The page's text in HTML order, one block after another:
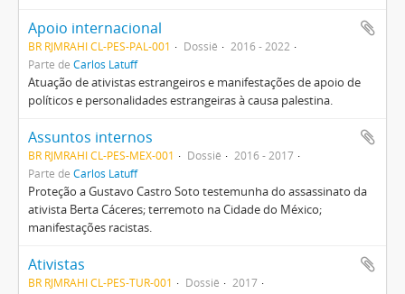
Apoio internacional
BR RJMRAHI CL-PES-PAL-001 Dossiê
2016 - 2022
Parte de Carlos Latuff
Atuação de ativistas estrangeiros e manifestações de apoio de
políticos e personalidades estrangeiras à causa palestina.
Assuntos internos
BR RJMRAHI CL-PES-MEX-001 Dossiê
2016 - 2017
Parte de Carlos Latuff
Proteção a Gustavo Castro Soto testemunha do assassinato da
ativista Berta Cáceres; terremoto na Cidade do México;
manifestações racistas.
Ativistas
BR RJMRAHI CL-PES-TUR-001 Dossiê
2017